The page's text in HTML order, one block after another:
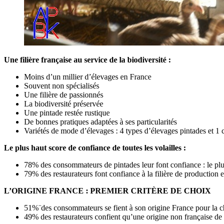
Une filière française au service de la biodiversité :
Moins d’un millier d’élevages en France
Souvent non spécialisés
Une filière de passionnés
La biodiversité préservée
Une pintade restée rustique
De bonnes pratiques adaptées à ses particularités
Variétés de mode d’élevages : 4 types d’élevages pintades et 1
Le plus haut score de confiance de toutes les volailles :
78% des consommateurs de pintades leur font confiance : le
79% des restaurateurs font confiance à la filière de production
L’ORIGINE FRANCE : PREMIER CRITÈRE DE CHOIX
51%¨des consommateurs se fient à son origine France pour
49% des restaurateurs confient qu’une origine non française